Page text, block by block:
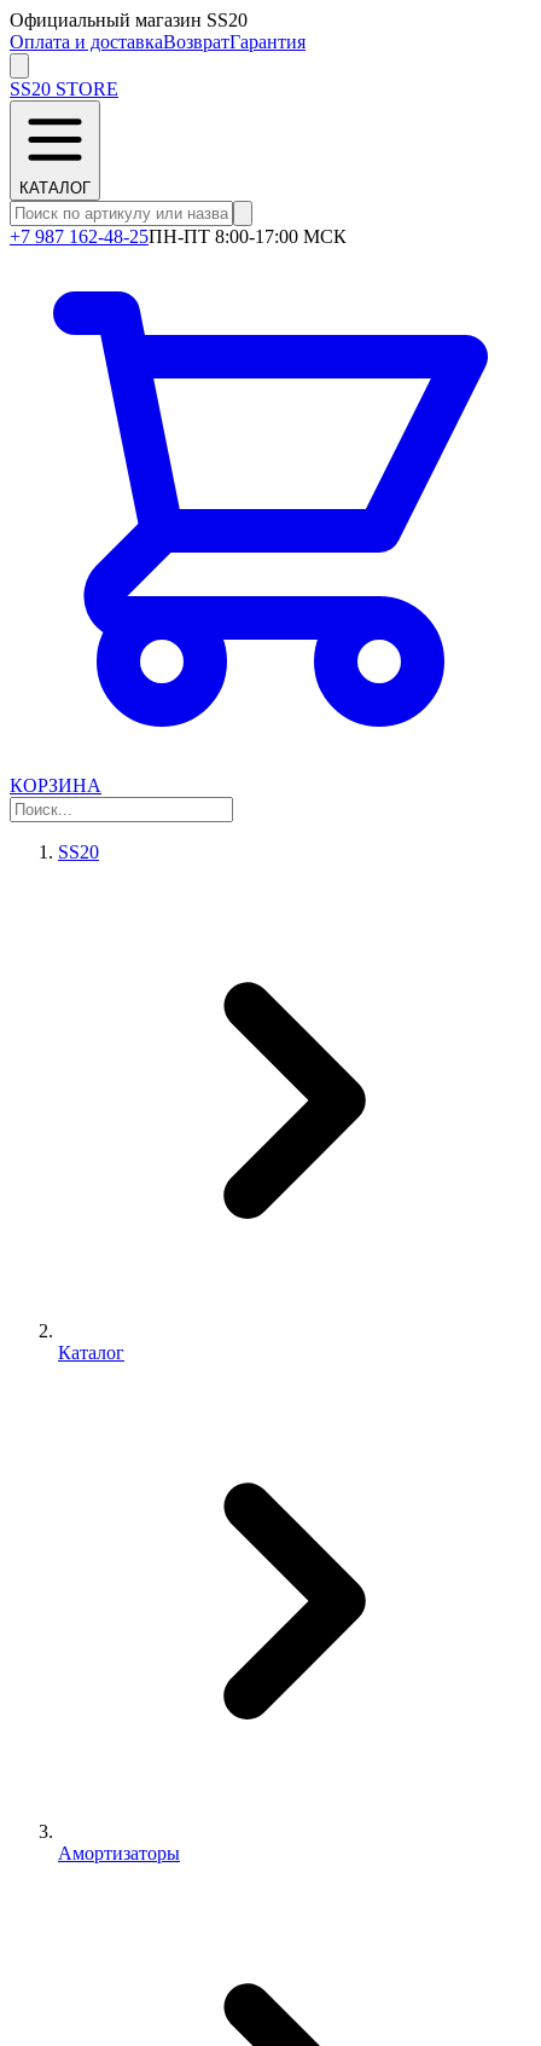
Официальный магазин SS20
Оплата и доставкаВозвратГарантия
SS20 STORE
КАТАЛОГ
+7 987 162-48-25ПН-ПТ 8:00-17:00 МСК
КОРЗИНА
SS20
Каталог
Амортизаторы